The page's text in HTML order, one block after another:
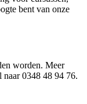
bent van onze
worden. Meer
naar 0348 48 94 76.